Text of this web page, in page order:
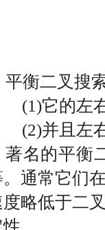
平衡二叉搜
(1)它的左
(2)并且左
著名的平衡
。通常它们
度略低于二
。